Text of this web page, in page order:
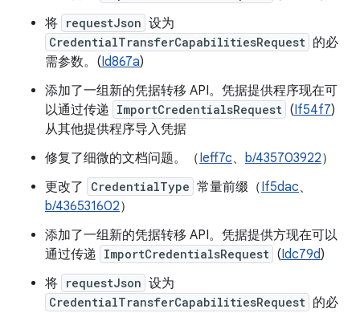
将 requestJson 设为
CredentialTransferCapabilitiesRequest 的必
需参数。(Id867a)
添加了一组新的凭据转移 API。凭据提供程序现在可
以通过传递 ImportCredentialsRequest (If54f7)
从其他提供程序导入凭据
修复了细微的文档问题。（Ieff7c、 b/435703922）
更改了
CredentialType 常量前缀（If5dac、
b/436531602）
添加了一组新的凭据转移 API。凭据提供方现在可以
通过传递 ImportCredentialsRequest (Idc79d)
将 requestJson 设为
CredentialTransferCapabilitiesRequest 的必